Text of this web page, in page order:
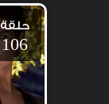
حلقة
106